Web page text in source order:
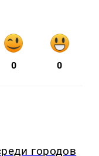
0 0
городов